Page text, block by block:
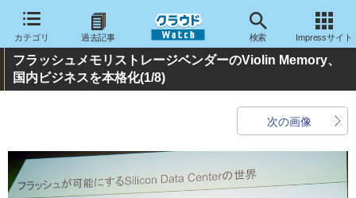
カテゴリ 過去記事 検索 Impressサイト
フラッシュメモリストレージベンダーのViolin Memory、
国内ビジネスを本格化(1/8)
次の画像